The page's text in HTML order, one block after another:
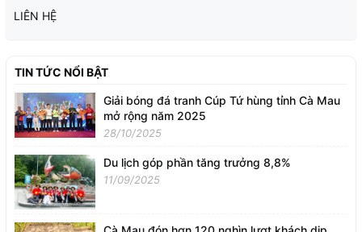
LIÊN HỆ
TIN TỨC NỔI BẬT
Giải bóng đá tranh Cúp Tứ hùng tỉnh Cà Mau
mở rộng năm 2025
28/10/2025
Du lịch góp phần tăng trưởng 8,8%
11/09/2025